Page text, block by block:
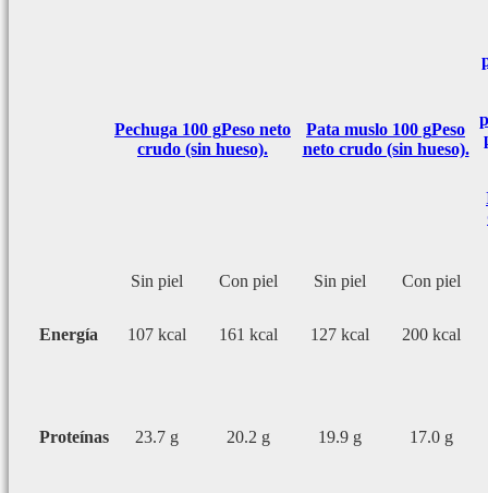
Pechuga 100 gPeso neto
crudo (sin hueso).
Pata muslo 100 gPeso
neto crudo (sin hueso).
Sin piel Con piel Sin piel Con piel
Energía 107 kcal 161 kcal 127 kcal 200 kcal
Proteínas 23.7 g 20.2 g 19.9 g 17.0 g